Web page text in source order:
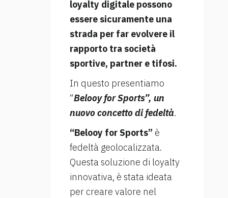
loyalty digitale possono
essere sicuramente una
strada per far evolvere il
rapporto tra società
sportive, partner e tifosi.
In questo presentiamo
“Belooy for Sports”, un
nuovo concetto di fedeltà.
“Belooy for Sports” è
fedeltà geolocalizzata.
Questa soluzione di loyalty
innovativa, è stata ideata
per creare valore nel